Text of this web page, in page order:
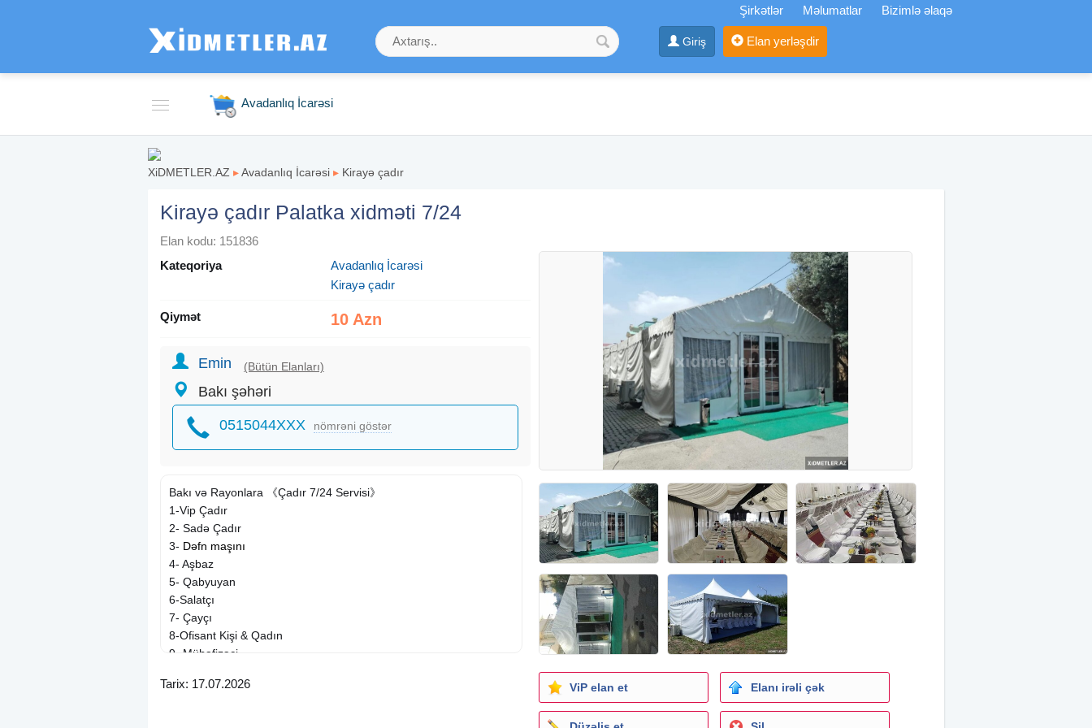
Şirkətlər Məlumatlar Bizimlə əlaqə
Giriş Elan yerləşdir
Avadanlıq İcarəsi
XiDMETLER.AZ ▸Avadanlıq İcarəsi ▸ Kirayə çadır
Kirayə çadır Palatka xidməti 7/24
Elan kodu: 151836
Kateqoriya
Avadanlıq İcarəsi
Kirayə çadır
Qiymət 10 Azn
Emin (Bütün Elanları)
Bakı şəhəri
0515044XXX nömrəni göstər
Bakı və Rayonlara 《Çadır 7/24 Servisi》
1-Vip Çadır
2- Sadə Çadır
3- Dəfn maşını
4- Aşbaz
5- Qabyuyan
6-Salatçı
7- Çayçı
8-Ofisant Kişi & Qadın
9- Mühafizəçi
11- Stol-Stul
Tarix: 17.07.2026 ViP elan et Elanı irəli çək